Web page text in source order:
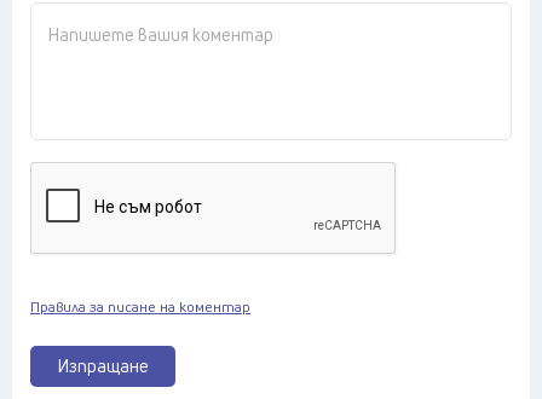
Изпращане
Правила за писане на коментар